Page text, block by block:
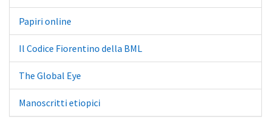
Papiri online
Il Codice Fiorentino della BML
The Global Eye
Manoscritti etiopici